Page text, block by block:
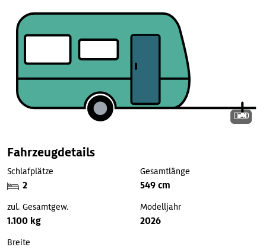
Fahrzeugdetails
Schlafplätze
2
Gesamtlänge
549 cm
zul. Gesamtgew.
1.100 kg
Modelljahr
2026
Breite